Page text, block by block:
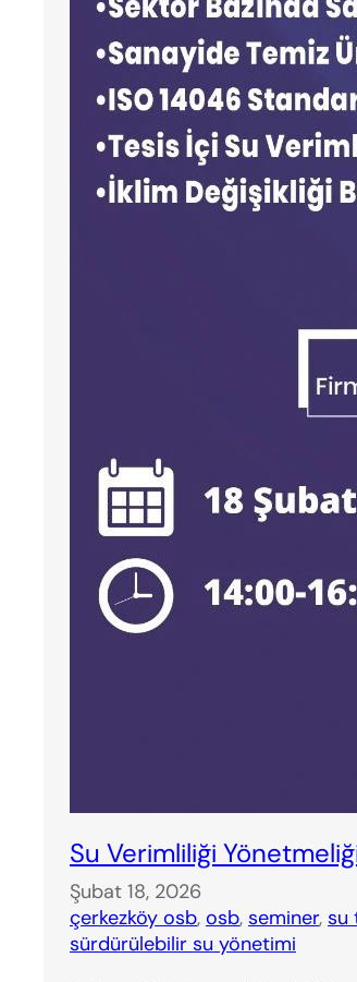
Su Verimliliği
Şubat 18, 2026
çerkezköy osb, osb, seminer, su
sürdürülebilir su yönetimi